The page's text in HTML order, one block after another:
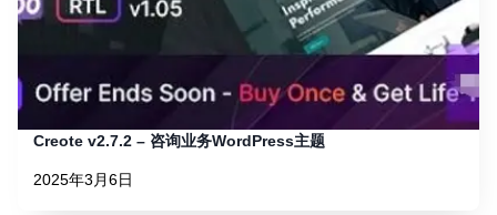
Creote v2.7.2 – 咨询业务WordPress主题
2025年3月6日